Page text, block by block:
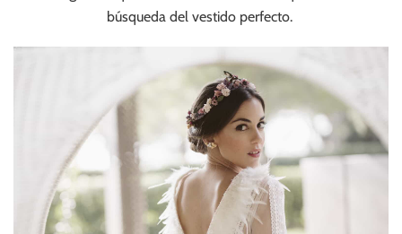
búsqueda del vestido perfecto.